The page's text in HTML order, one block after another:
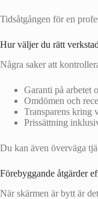
Tidsåtgången för en
Hur väljer du rätt
Några saker att
Garanti på arbetet
Omdömen och
Transparens kring
Prissättning
Du kan även överväga
Förebyggande åtgärder
När skärmen är bytt är